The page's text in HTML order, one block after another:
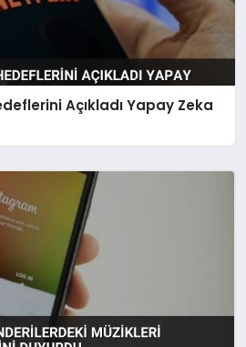
Açıkladı Yapay Zeka